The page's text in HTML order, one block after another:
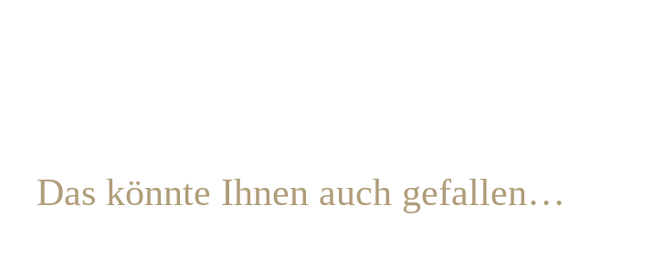
Das könnte Ihnen auch gefallen…